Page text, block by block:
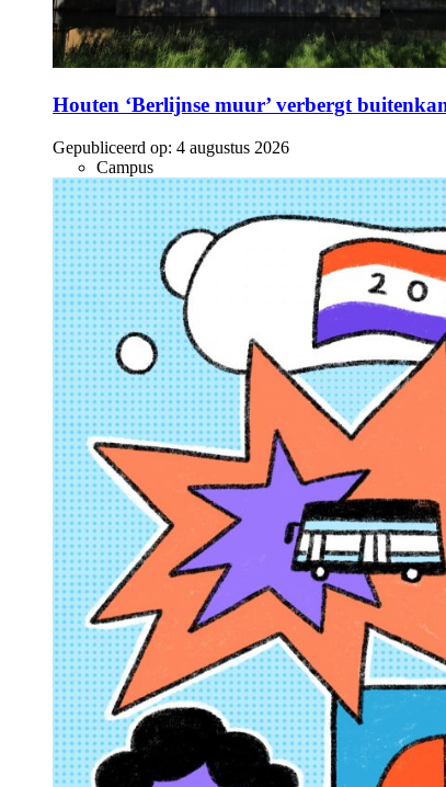
Houten ‘Berlijnse muur’ verbergt
Gepubliceerd op: 4 augustus 2026
Campus